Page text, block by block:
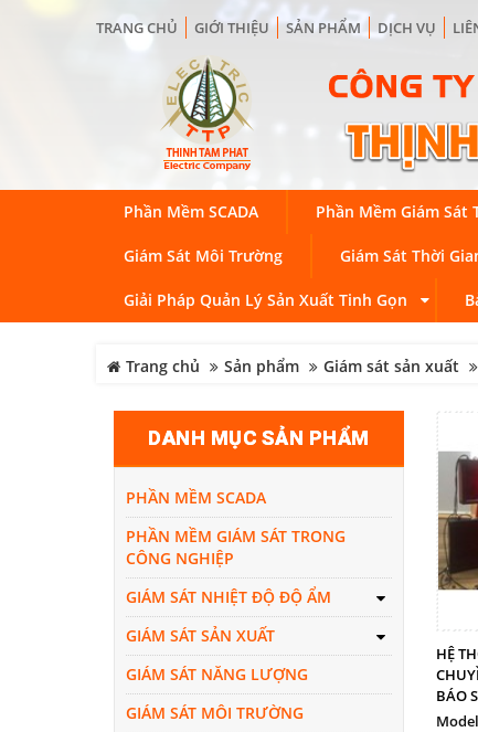
TRANG CHỦ GIỚI THIỆU SẢN PHẨM DỊCH VỤ
Phần Mềm SCADA Phần Mềm Giám Sát
Giám Sát Môi Trường Giám Sát Thời
Giải Pháp Quản Lý Sản Xuất Tinh Gọn
Trang chủ Sản phẩm Giám sát sản xuất
DANH MỤC SẢN PHẨM
PHẦN MỀM SCADA
PHẦN MỀM GIÁM SÁT TRONG
CÔNG NGHIỆP
GIÁM SÁT NHIỆT ĐỘ ĐỘ ẨM
GIÁM SÁT SẢN XUẤT
GIÁM SÁT NĂNG LƯỢNG
GIÁM SÁT MÔI TRƯỜNG
HỆ
BÁO